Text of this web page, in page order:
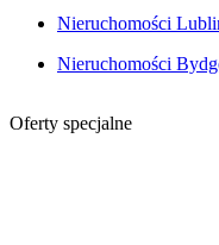
Nieruchomości
Nieruchomości
Oferty specjalne